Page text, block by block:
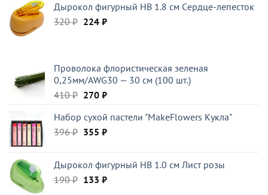
составляла
195 ₽.
166 ₽.
Дырокол фигурный HB 1.8 см Cердце-лепесток
320₽ Первоначальная
224 ₽Текущая
Проволока флористическая зеленая
0,25мм/AWG30 — 30 см (100 шт.)
410₽ Первоначальная
составляла
410 ₽.
270 ₽Текущая
270 ₽.
Набор сухой пастели "MakeFlowers Кукла"
396₽ Первоначальная
396 ₽.
355 ₽Текущая
Дырокол фигурный HB 1.0 см Лист розы
190₽ Первоначальная
133 ₽Текущая